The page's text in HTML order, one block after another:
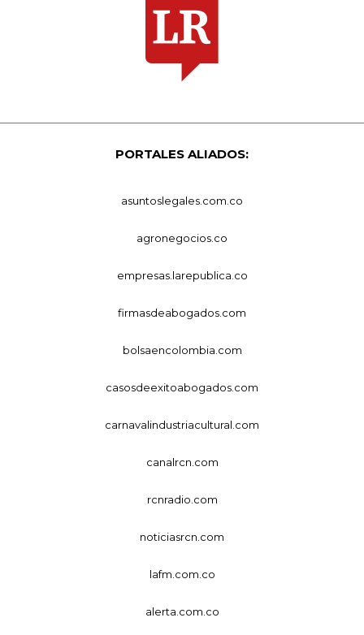
PORTALES ALIADOS:
asuntoslegales.com.co
agronegocios.co
empresas.larepublica.co
firmasdeabogados.com
bolsaencolombia.com
casosdeexitoabogados.com
carnavalindustriacultural.com
canalrcn.com
rcnradio.com
noticiasrcn.com
lafm.com.co
alerta.com.co